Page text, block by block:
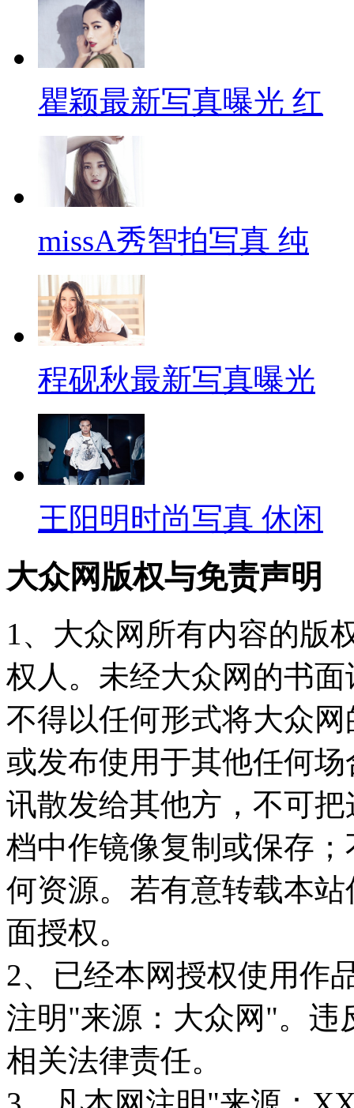
瞿颖最新写真曝光 红
missA秀智拍写真 纯
程砚秋最新写真曝光
王阳明时尚写真 休闲
大众网版权与免责声明
1、大众网所有内容的版
权人。未经大众网的书
不得以任何形式将大众
或发布使用于其他任何
讯散发给其他方，不可
档中作镜像复制或保存
何资源。若有意转载本
面授权。
2、已经本网授权使用作
注明"来源：大众网"。违
相关法律责任。